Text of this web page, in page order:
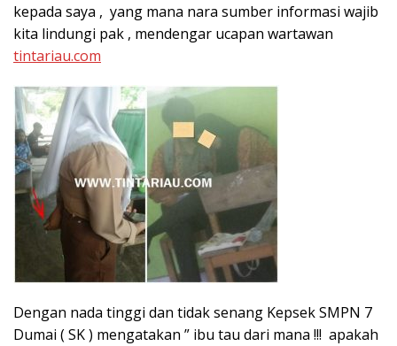
kepada saya , yang mana nara sumber informasi wajib
kita lindungi pak , mendengar ucapan wartawan
tintariau.com
Dengan nada tinggi dan tidak senang Kepsek SMPN 7
Dumai ( SK ) mengatakan ” ibu tau dari mana !!! apakah